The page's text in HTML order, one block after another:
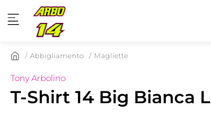
Skip to main content
Abbigliamento Magliette
Tony Arbolino
T-Shirt 14 Big Bianca L